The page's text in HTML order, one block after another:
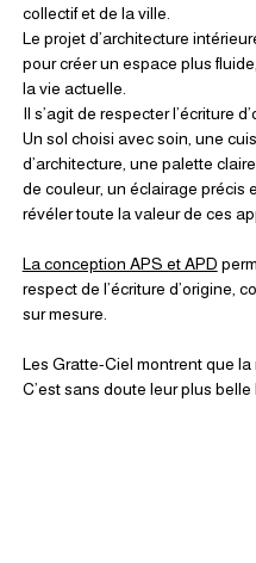
collectif et de la ville.
Le projet d’architecture
pour créer un espace plus
la vie actuelle.
Il s’agit de respecter l’écriture
Un sol choisi avec soin, une
d’architecture, une palette
de couleur, un éclairage précis
révéler toute la valeur de ces
La conception APS et APD
respect de l’écriture d’origine,
sur mesure.
Les Gratte-Ciel montrent que
C’est sans doute leur plus belle